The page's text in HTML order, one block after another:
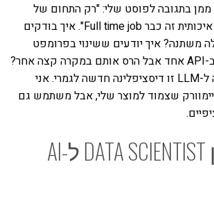
בתגובה לפוסט שלי: "רק התחום של
להנדס Evals בצורה איכותית זה כבר Full time job". איך בודקים
משתנה? איך יודעים ששינוי בפרומפט
שיפר את הביצועים ב-API אחד אבל הרס אותם במקרה קצה אחר?
בניית מערכות בדיקה ל-LLM זו דיסציפלינה חדשה לגמרי. אני
שצמוד למוצר שלי, אבל משתמש גם
ההבדל בין DATA SCIENTIST ל-AI